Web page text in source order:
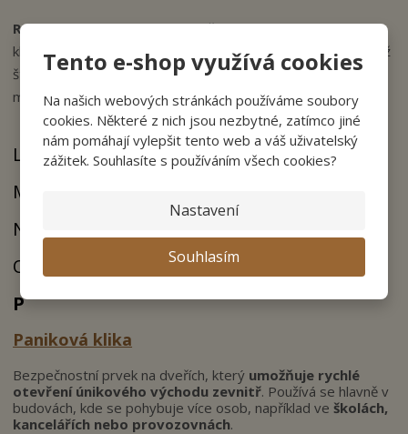
Tento e-shop využívá cookies
Na našich webových stránkách používáme soubory
cookies. Některé z nich jsou nezbytné, zatímco jiné
nám pomáhají vylepšit tento web a váš uživatelský
zážitek. Souhlasíte s používáním všech cookies?
Nastavení
Souhlasím
Rozetové kovánímá kliku oddělenou od spodní rozety pro
klíč, vložku nebo WC zamykání. Na dveřích působí jemněji než
štítové kování. Důležitý je tvar rozety, typ spodní rozety,
materiál a přesná montáž.
L
M
N
O
P
Paniková klika
Bezpečnostní prvek na dveřích, který umožňuje rychlé
otevření únikového východu zevnitř. Používá se hlavně v
budovách, kde se pohybuje více osob, například veškolách,
kancelářích nebo provozovnách.